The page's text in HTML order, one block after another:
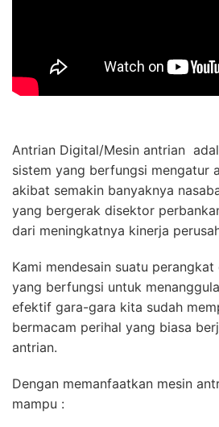
Antrian Digital/Mesin antrian
sistem yang berfungsi mengatur
akibat semakin banyaknya
yang bergerak disektor
dari meningkatnya kinerja
Kami mendesain suatu
yang berfungsi untuk
efektif gara-gara kita sudah
bermacam perihal yang biasa
antrian.
Dengan memanfaatkan mesin
mampu :